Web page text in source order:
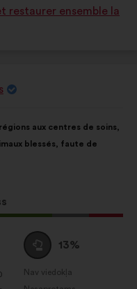
kā:
restaurer ensemble la
aux centres de soins,
blessés, faute de
Neitrāls
balsojums
:
13%
Nav viedokļa
:reize(-